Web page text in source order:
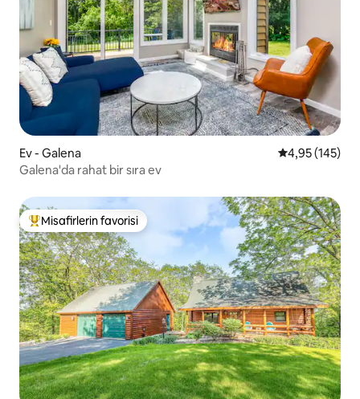
Ev - Galena 5 üzerinden
4,95 (145)
Galena'da rahat bir sıra ev
Misafirlerin favorilerinden en beğenilenler arasında
Misafirlerin favorisi